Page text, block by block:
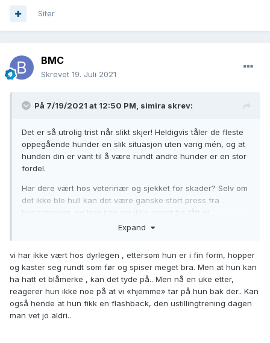
Siter
BMC
Skrevet 19. Juli 2021
På 7/19/2021 at 12:50 PM, simira skrev:
Det er så utrolig trist når slikt skjer! Heldigvis tåler de fleste
oppegående hunder en slik situasjon uten varig mén, og at
hunden din er vant til å være rundt andre hunder er en stor
fordel.
Har dere vært hos veterinær og sjekket for skader? Selv om
det ikke ble hull kan det være ganske stort press fra
hundetenner, og hun kan om ikke annet ha fått et
"blåmerke" der bittet var. Hvis hun da erfarer at en fremmed
henne inn i situasjoner der hun ikke vil, det kan gjøre ting
verre og mer langvarig.
Fortsette å trene utstilling, men dropp de situasjonene
hunden synes er ekle. Jobb med belønning og masse ros i
de situasjonene hun takler, og la ting normalisere seg. Når
Expand
vi har ikke vært hos dyrlegen , ettersom hun er i fin form, hopper
og kaster seg rundt som før og spiser meget bra. Men at hun kan
ha hatt et blåmerke , kan det tyde på.. Men nå en uke etter,
reagerer hun ikke noe på at vi «hjemme» tar på hun bak der.. Kan
også hende at hun fikk en flashback, den ustillingtrening dagen
man vet jo aldri..